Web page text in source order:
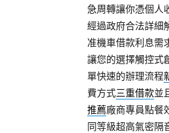
急周轉讓你憑個人
經過政府合法詳細
准機車借款利息需
讓您的選擇觸控式
單快速的辦理流程
費方式三重借款並
推薦廠商專員點餐
同等級超高氣密隔